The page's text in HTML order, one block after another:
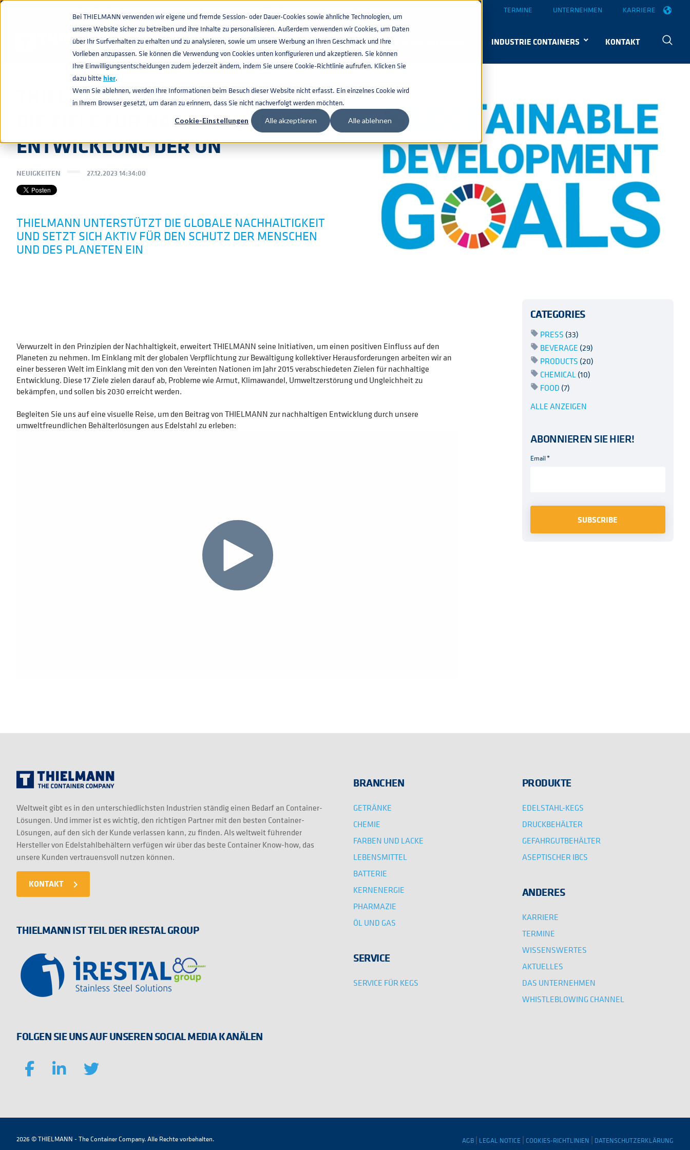
Bei THIELMANN verwenden wir eigene und fremde Session- oder Dauer-Cookies sowie ähnliche Technologien, um
unsere Website sicher zu betreiben und ihre Inhalte zu personalisieren. Außerdem verwenden wir Cookies, um Daten
über Ihr Surfverhalten zu erhalten und zu analysieren, sowie um unsere Werbung an Ihren Geschmack und Ihre
Vorlieben anzupassen. Sie können die Verwendung von Cookies unten konfigurieren und akzeptieren. Sie können
Ihre Einwilligungsentscheidungen zudem jederzeit ändern, indem Sie unsere Cookie-Richtlinie aufrufen. Klicken Sie
dazu bitte hier.
Wenn Sie ablehnen, werden Ihre Informationen beim Besuch dieser Website nicht erfasst. Ein einzelnes Cookie wird
in Ihrem Browser gesetzt, um daran zu erinnern, dass Sie nicht nachverfolgt werden möchten.
Cookie-Einstellungen Alle akzeptieren Alle ablehnen
TERMINE UNTERNEHMEN KARRIERE
KEGS FÜR GETRANKE INDUSTRIE CONTAINERS KONTAKT
navigate_nextTHIELMANN, ENGAGIERT SICH FÜR DIE ZIELE FÜR NACHHALTIGE ENTWICKLUNG DER UN
THIELMANN, ENGAGIERT SICH FÜR
DIE ZIELE FÜR NACHHALTIGE
ENTWICKLUNG DER UN
NEUIGKEITEN 27.12.2023 14:34:00
THIELMANN UNTERSTÜTZT DIE GLOBALE NACHHALTIGKEIT
UND SETZT SICH AKTIV FÜR DEN SCHUTZ DER MENSCHEN
UND DES PLANETEN EIN
Verwurzelt in den Prinzipien der Nachhaltigkeit, erweitert THIELMANN seine Initiativen, um einen positiven Einfluss auf den
Planeten zu nehmen. Im Einklang mit der globalen Verpflichtung zur Bewältigung kollektiver Herausforderungen arbeiten wir an
einer besseren Welt im Einklang mit den von den Vereinten Nationen im Jahr 2015 verabschiedeten Zielen für nachhaltige
Entwicklung. Diese 17 Ziele zielen darauf ab, Probleme wie Armut, Klimawandel, Umweltzerstörung und Ungleichheit zu
bekämpfen, und sollen bis 2030 erreicht werden.
Begleiten Sie uns auf eine visuelle Reise, um den Beitrag von THIELMANN zur nachhaltigen Entwicklung durch unsere
umweltfreundlichen Behälterlösungen aus Edelstahl zu erleben:
CATEGORIES
PRESS (33)
BEVERAGE (29)
PRODUCTS (20)
CHEMICAL(10)
FOOD (7)
ALLE ANZEIGEN
ABONNIEREN SIE HIER!
Email*
Weltweit gibt es in den unterschiedlichsten Industrien ständig einen Bedarf an Container-
Lösungen. Und immer ist es wichtig, den richtigen Partner mit den besten Container-
Lösungen, auf den sich der Kunde verlassen kann, zu finden. Als weltweit führender
Hersteller von Edelstahlbehältern verfügen wir über das beste Container Know-how, das
unsere Kunden vertrauensvoll nutzen können.
KONTAKT navigate_next
THIELMANN IST TEIL DER IRESTAL GROUP
FOLGEN SIE UNS AUF UNSEREN SOCIAL MEDIA KANÄLEN
BRANCHEN
GETRÄNKE
CHEMIE
FARBEN UND LACKE
LEBENSMITTEL
BATTERIE
KERNENERGIE
PHARMAZIE
ÖL UND GAS
SERVICE
SERVICE FÜR KEGS
PRODUKTE
EDELSTAHL-KEGS
DRUCKBEHÄLTER
GEFAHRGUTBEHÄLTER
ASEPTISCHER IBCS
ANDERES
KARRIERE
TERMINE
WISSENSWERTES
AKTUELLES
DAS UNTERNEHMEN
WHISTLEBLOWING CHANNEL
2026 © THIELMANN - The Container Company. Alle Rechte vorbehalten. AGB| LEGAL NOTICE| COOKIES-RICHTLINIEN | DATENSCHUTZERKLÄRUNG